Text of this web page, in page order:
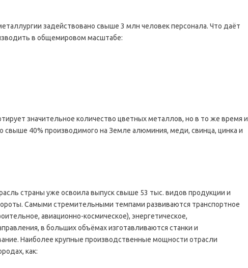
задействовано свыше 3 млн человек персонала. Что даёт
в общемировом масштабе:
значительное количество цветных металлов, но в то же время и
свыше 40% производимого на Земле алюминия, меди, свинца, цинка и
страны уже освоила выпуск свыше 53 тыс. видов продукции и
Самыми стремительными темпами развиваются транспортное
авиационно-космическое), энергетическое,
в больших объёмах изготавливаются станки и
Наиболее крупные производственные мощности отрасли
как: